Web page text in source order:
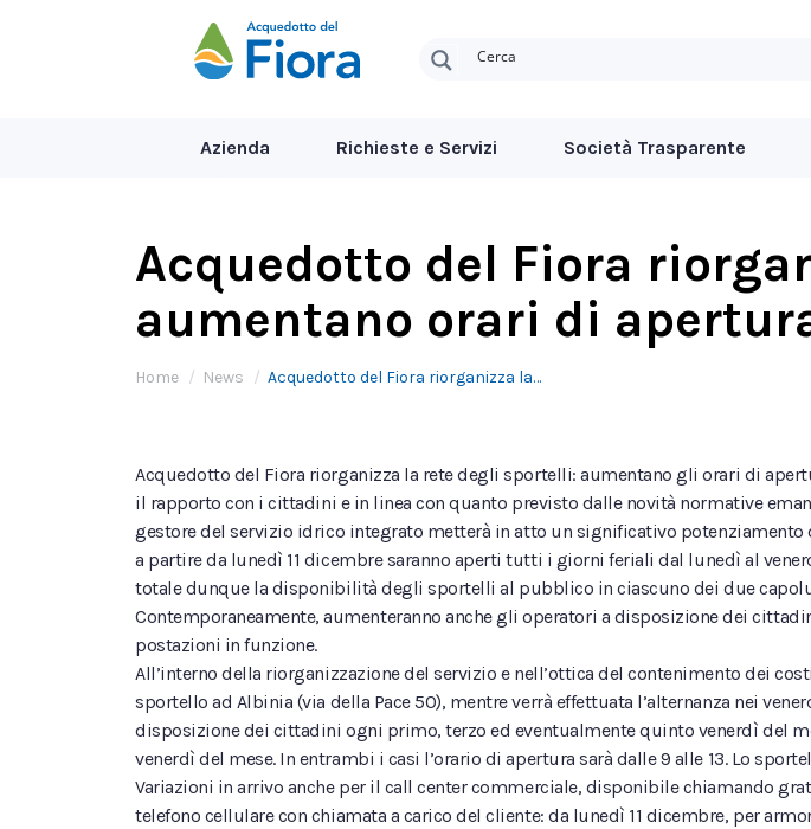
Azienda Richieste e Servizi Società Trasparente
Acquedotto del Fiora
aumentano orari di
Tu sei qui:
Home News Acquedotto del Fiora riorganizza la…
Acquedotto del Fiora riorganizza la rete degli sportelli: aumentano gli orari di
il rapporto con i cittadini e in linea con quanto previsto dalle novità normative
gestore del servizio idrico integrato metterà in atto un significativo potenziamento
a partire da lunedì 11 dicembre saranno aperti tutti i giorni feriali dal lunedì al
totale dunque la disponibilità degli sportelli al pubblico in ciascuno dei due
Contemporaneamente, aumenteranno anche gli operatori a disposizione dei
postazioni in funzione.
All’interno della riorganizzazione del servizio e nell’ottica del contenimento dei
sportello ad Albinia (via della Pace 50), mentre verrà effettuata l’alternanza nei
disposizione dei cittadini ogni primo, terzo ed eventualmente quinto venerdì del
venerdì del mese. In entrambi i casi l’orario di apertura sarà dalle 9 alle 13. Lo
Variazioni in arrivo anche per il call center commerciale, disponibile chiamando
telefono cellulare con chiamata a carico del cliente: da lunedì 11 dicembre, per